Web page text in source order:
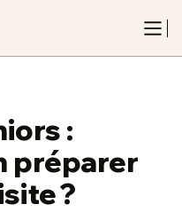
:
préparer
?